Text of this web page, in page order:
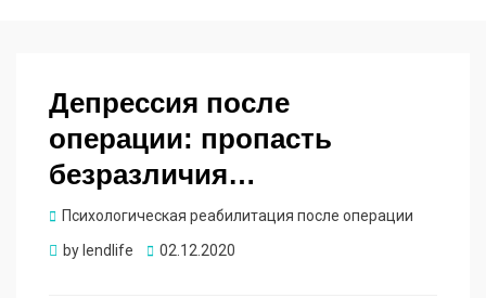
Депрессия после
операции: пропасть
безразличия…
Психологическая реабилитация после операции
by lendlife Опубликовано
02.12.2020